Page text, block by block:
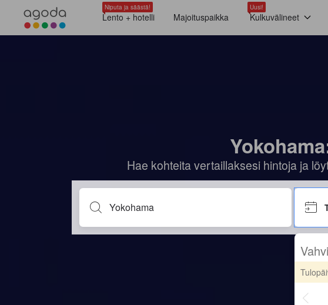
Niputa ja säästä!
Lento + hotelli Majoituspaikka
Uusi!
Kulkuvälineet
Hae kohteita vertaillaksesi hintoja ja